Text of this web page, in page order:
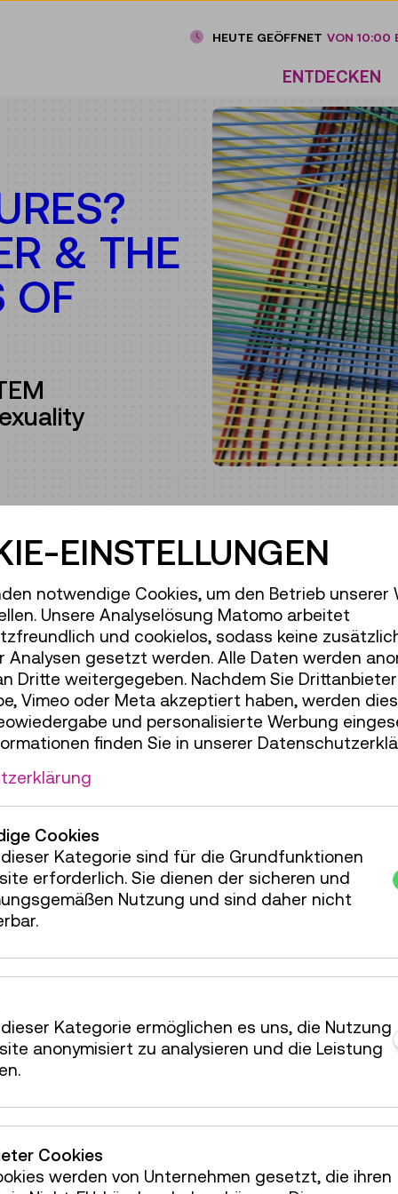
ENTDECKEN
HEUTE GEÖFFNET VON 10:00
& THE
OF
Sexuality, Science and
Museum
on STEM
Infrastrukturen –
Netzwerke, die
und
In Form von z.B.
sie langlebige
Sie stellen
verhindern sie und
in soziale
das
ein Filmscreening.
unter
ist begrenzt.
JETZT ANMELDEN
EINSTELLUNGEN
notwendige Cookies, um den Betrieb unserer
Unsere Analyselösung Matomo arbeitet
und cookielos, sodass keine
Analysen gesetzt werden. Alle Daten werden
Dritte weitergegeben. Nachdem Sie
Vimeo oder Meta akzeptiert haben, werden
und personalisierte Werbung
finden Sie in unserer
Cookies
Kategorie sind für die Grundfunktionen
erforderlich. Sie dienen der sicheren und
Nutzung und sind daher nicht
Kategorie ermöglichen es uns, die Nutzung
anonymisiert zu analysieren und die Leistung
Cookies
werden von Unternehmen gesetzt, die ihren